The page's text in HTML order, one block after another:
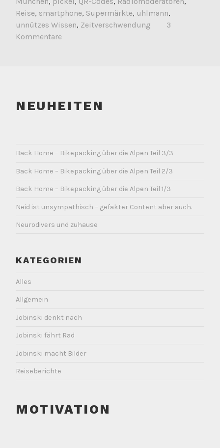
Reise, smartphone, Supermärkte, uhlmann,
unnützes Wissen, Zeitverschwendung
3
Kommentare
NEUHEITEN
Back Home – Bikepacking über die Alpen Teil 3/3
Back Home – Bikepacking über die Alpen Teil 2/3
Back Home – Bikepacking über die Alpen Teil 1/3
Neid ist unsympathisch – gefakter Content aber auch.
Neurodivers und zuhause
KATEGORIEN
Alles
Allgemein
Jobinski denkt nach
Jobinski fährt Rad
Jobinski macht Bilder
Reiseberichte
MOTIVATION